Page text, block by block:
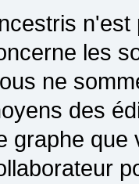
n'est
les
ne
des
graphe que